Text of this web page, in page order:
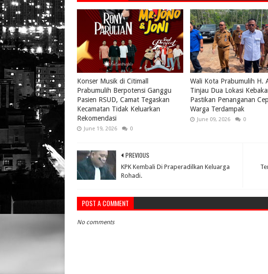
Konser Musik di Citimall
Prabumulih Berpotensi Ganggu
Pasien RSUD, Camat Tegaskan
Kecamatan Tidak Keluarkan
Rekomendasi
June 19, 2026 0
Wali Kota Prabumulih H.
Tinjau Dua Lokasi
Pastikan Penanganan
Warga Terdampak
June 09, 2026 0
PREVIOUS
KPK Kembali Di Praperadilkan Keluarga
Rohadi.
POST A COMMENT
No comments